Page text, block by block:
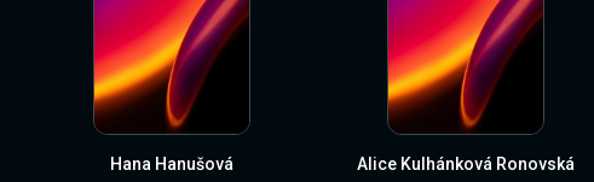
Hana Hanušová Alice Kulhánková Ronovská